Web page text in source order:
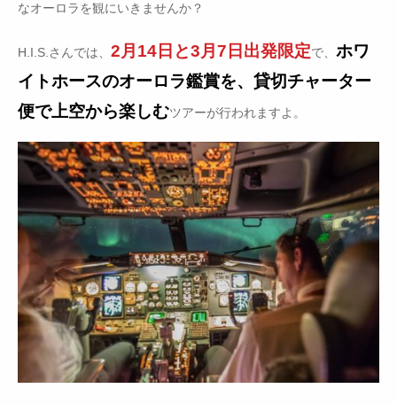
なオーロラを観にいきませんか？
H.I.S.さんでは、 2月14日と3月7日出発限定で、 ホワ
イトホースのオーロラ鑑賞を、貸切チャーター
便で上空から楽しむツアーが行われますよ。